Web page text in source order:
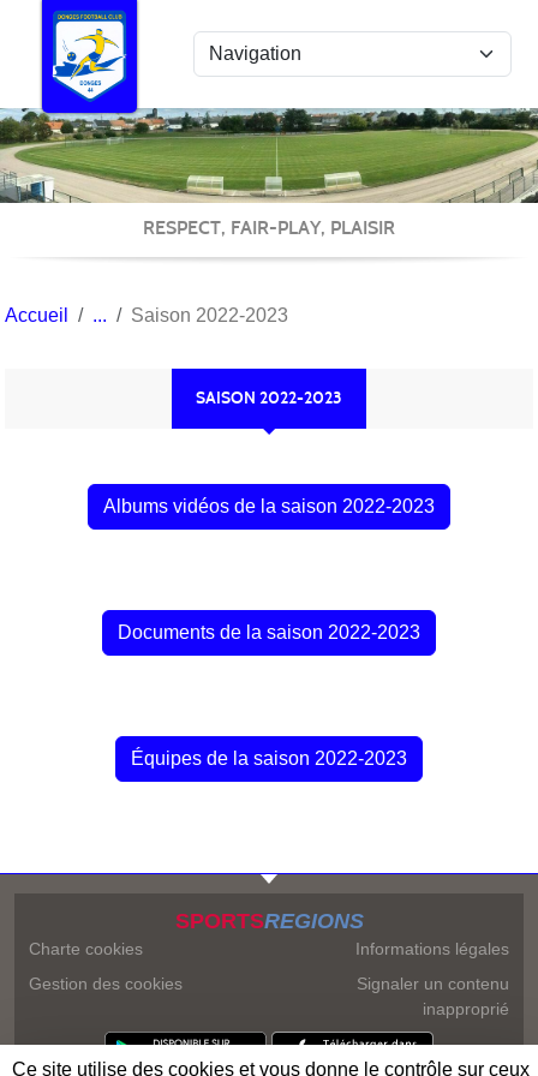
RESPECT, FAIR-PLAY, PLAISIR
Accueil Saison 2022-2023
SAISON 2022-2023
Albums vidéos de la saison 2022-2023
Documents de la saison 2022-2023
Équipes de la saison 2022-2023
SPORTSREGIONS
Charte cookies
Gestion des cookies
Informations légales
Signaler un contenu
inapproprié
Panneau de gestion des cookies
Ce site utilise des cookies et vous donne le contrôle sur ceux